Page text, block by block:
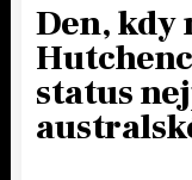
MIX
OSTATNÍ
Den, kdy
status